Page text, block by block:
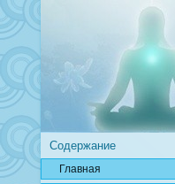
Содержание
Главная